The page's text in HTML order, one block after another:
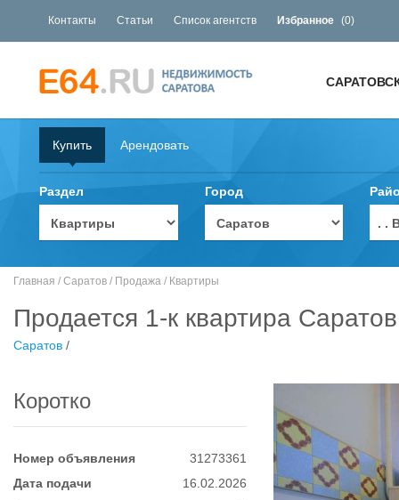
Контакты Статьи Список агентств Избранное (0)
Купить Арендовать
Раздел Город
. .
Главная / Саратов / Продажа / Квартиры
Продается 1-к квартира
Саратов /
Коротко
Номер объявления
31273361
Дата подачи
16.02.2026